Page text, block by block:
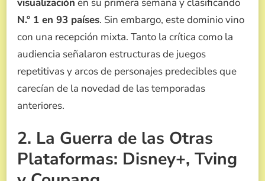
N.º 1 en 93 países. Sin embargo, este dominio vino
con una recepción mixta. Tanto la crítica como la
audiencia señalaron estructuras de juegos
repetitivas y arcos de personajes predecibles que
carecían de la novedad de las temporadas
anteriores.
2. La Guerra de las Otras
Plataformas: Disney+, Tving